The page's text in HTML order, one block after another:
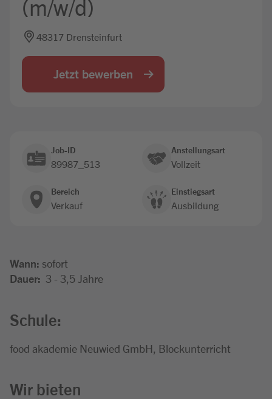
(m/w/d)
48317 Drensteinfurt
Jetzt bewerben
Job-ID
89987_513
Anstellungsart
Vollzeit
Bereich
Verkauf
Einstiegsart
Ausbildung
Wann: sofort
Dauer: 3 - 3,5 Jahre
Schule:
food akademie Neuwied GmbH, Blockunterricht
Wir bieten